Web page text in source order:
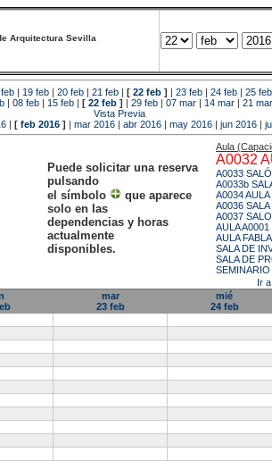
Arquitectura Sevilla
| 19 feb | 20 feb | 21 feb | [ 22 feb ] | 23 feb | 24 feb | 25 feb
| 08 feb | 15 feb | [ 22 feb ] | 29 feb | 07 mar | 14 mar | 21 mar
Previa
| [ feb 2016 ] | mar 2016 | abr 2016 | may 2016 | jun 2016 |
Puede solicitar una reserva
pulsando
el símbolo
que aparece
solo en las
dependencias y horas
actualmente
disponibles.
Aula
A0032
A0033
A0033b
A0034
A0036
A0037
AULA A0001
AULA
SALA DE
SALA DE
Ir
mar
23 feb
mié
24 feb